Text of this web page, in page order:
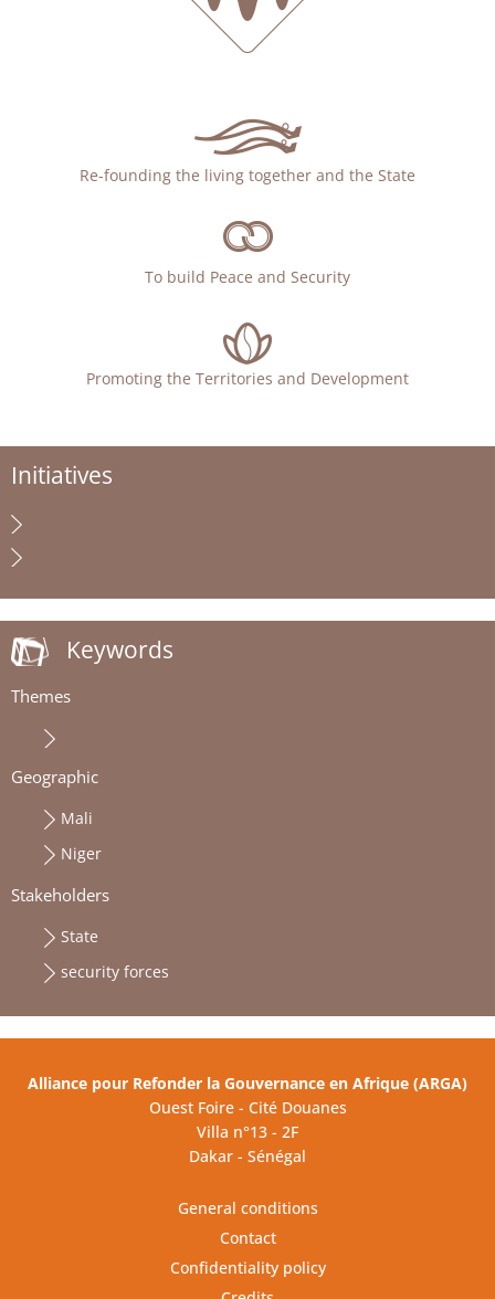
Re-founding the living together and the State
To build Peace and Security
Promoting the Territories and Development
Initiatives
Keywords
Themes
Geographic
Mali
Niger
Stakeholders
State
security forces
Alliance pour Refonder la Gouvernance en Afrique (ARGA)
Ouest Foire - Cité Douanes
Villa n°13 - 2F
Dakar - Sénégal
General conditions
Contact
Confidentiality policy